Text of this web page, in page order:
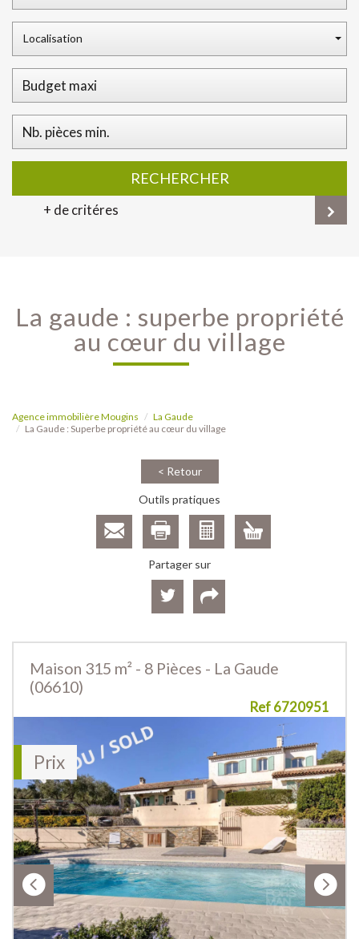
Localisation
RECHERCHER
+ de critéres
la gaude : superbe propriété
au cœur du village
Agence immobilière Mougins
La Gaude
La Gaude : Superbe propriété au cœur du village
< Retour
Outils pratiques
Partager sur
Maison 315 m² - 8 Pièces - La Gaude
(06610)
Ref 6720951
Prix